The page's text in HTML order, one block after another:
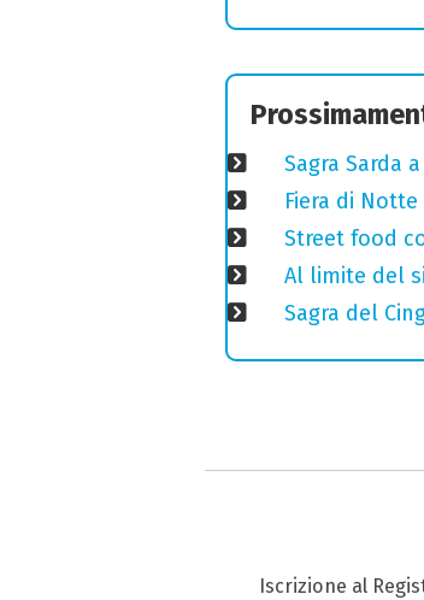
Sagra Sarda
Fiera di
Street food
Al limite del
Sagra del
Iscrizione al